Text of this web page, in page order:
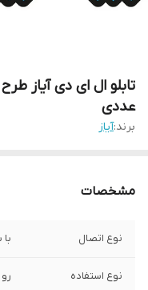
عددی
برند:آیاز
مشخصات
نوع اتصال
نوع استفاده